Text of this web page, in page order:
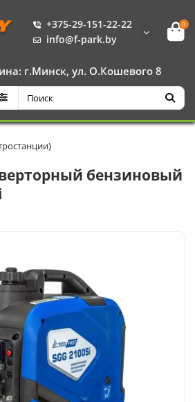
+375-29-151-22-22
info@f-park.by
0
г.Минск, ул. О.Кошевого 8
бензиновый